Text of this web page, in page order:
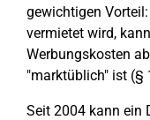
gewichtigen
vermietet wird,
Werbungskosten
"marktüblich" ist (§
Seit 2004 kann ein